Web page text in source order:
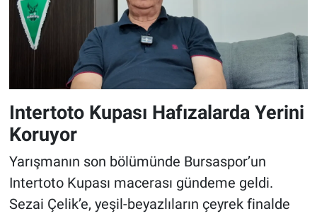
Intertoto Kupası Hafızalarda Yerini
Koruyor
Yarışmanın son bölümünde Bursaspor’un
Intertoto Kupası macerası gündeme geldi.
Sezai Çelik’e, yeşil-beyazlıların çeyrek finalde